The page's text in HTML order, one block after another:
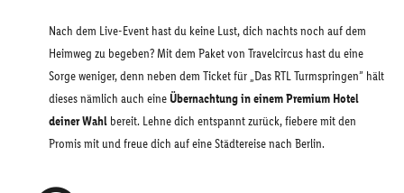
Nach dem Live-Event hast du keine Lust, dich nachts noch auf dem
Heimweg zu begeben? Mit dem Paket von Travelcircus hast du eine
Sorge weniger, denn neben dem Ticket für „Das RTL Turmspringen” hält
dieses nämlich auch eine Übernachtung in einem Premium Hotel
deiner Wahl bereit. Lehne dich entspannt zurück, fiebere mit den
Promis mit und freue dich auf eine Städtereise nach Berlin.